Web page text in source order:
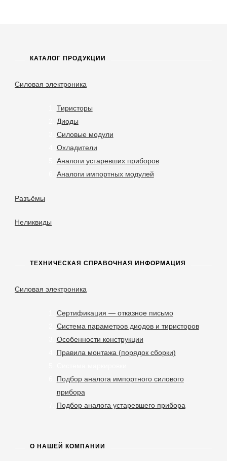
КАТАЛОГ ПРОДУКЦИИ
Силовая электроника
Тиристоры
Диоды
Силовые модули
Охладители
Аналоги устаревших приборов
Аналоги импортных модулей
Разъёмы
Неликвиды
ТЕХНИЧЕСКАЯ СПРАВОЧНАЯ ИНФОРМАЦИЯ
Силовая электроника
Сертификация — отказное письмо
Система параметров диодов и тиристоров
Особенности конструкции
Правила монтажа (порядок сборки)
Подбор аналога импортного силового
прибора
Подбор аналога устаревшего прибора
О НАШЕЙ КОМПАНИИ